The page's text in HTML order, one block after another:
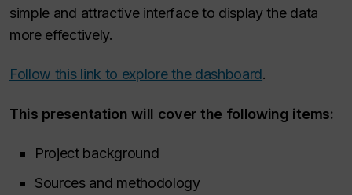
simple and attractive interface to display the data
more effectively.
Follow this link to explore the dashboard.
This presentation will cover the following items:
Project background
Sources and methodology